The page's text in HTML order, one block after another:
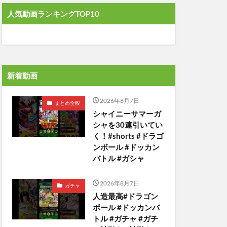
人気動画ランキングTOP10
新着動画
まとめ全般 2026年8月7日
シャイニーサマーガ
シャを30連引いてい
く！#shorts #ドラゴ
ンボール #ドッカン
バトル #ガシャ
ガチャ 2026年8月7日
人造最高#ドラゴン
ボール #ドッカンバ
トル #ガチャ #ガチ